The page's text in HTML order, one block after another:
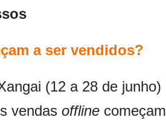
a ser vendidos?
(12 a 28 de junho)
vendas offline começam